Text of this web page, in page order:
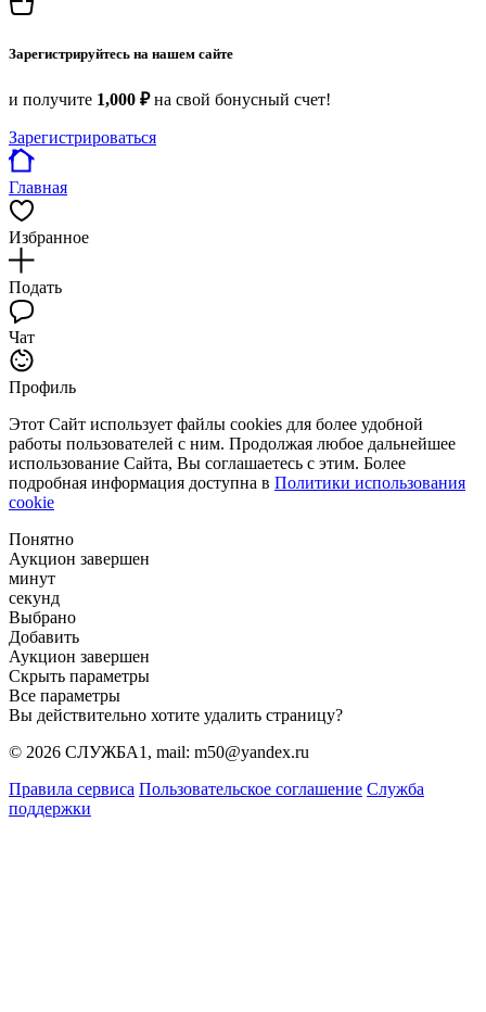
Зарегистрируйтесь на нашем сайте
и получите 1,000 ₽на свой бонусный счет!
Зарегистрироваться
Главная
Избранное
Подать
Чат
Профиль
Этот Сайт использует файлы cookies для более удобной
работы пользователей с ним. Продолжая любое дальнейшее
использование Сайта, Вы соглашаетесь с этим. Более
подробная информация доступна в Политики использования
cookie
Понятно
Аукцион завершен
минут
секунд
Выбрано
Добавить
Аукцион завершен
Скрыть параметры
Все параметры
Вы действительно хотите удалить страницу?
© 2026 СЛУЖБА1, mail: m50@yandex.ru
Правила сервиса Пользовательское соглашение Служба
поддержки